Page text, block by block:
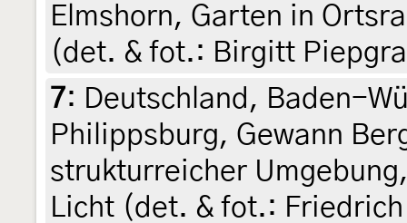
Elmshorn, Garten in
(det. & fot.: Birgitt
7: Deutschland, Baden-
Philippsburg, Gewann
strukturreicher
Licht (det. & fot.: